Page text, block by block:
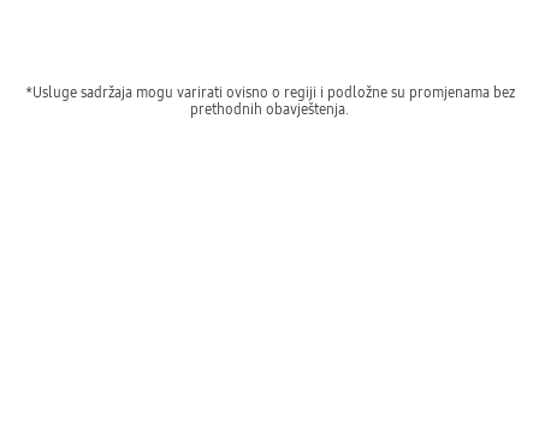
*Usluge sadržaja mogu varirati ovisno o regiji i podložne su promjenama bez
prethodnih obavještenja.